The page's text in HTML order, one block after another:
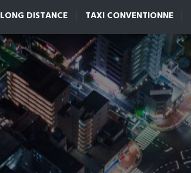
LONG DISTANCE TAXI CONVENTIONNE